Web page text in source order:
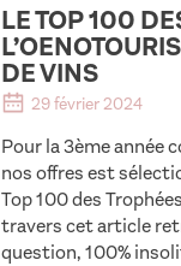
LE TOP 100
DE VINS
29 février 2024
Pour la 3ème année
nos offres est
Top 100 des
travers cet article
question, 100%